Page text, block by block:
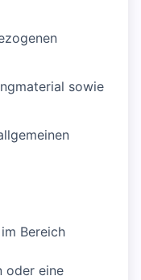
sowie
Bereich
oder eine